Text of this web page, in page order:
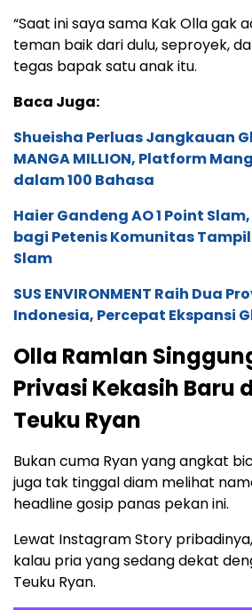
“Saat ini saya sama Kak Olla gak
teman baik dari dulu, seproyek,
tegas bapak satu anak itu.
Baca Juga:
Shueisha Perluas Jangkauan
MANGA MILLION, Platform
dalam 100 Bahasa
Haier Gandeng AO 1 Point
bagi Petenis Komunitas
Slam
SUS ENVIRONMENT Raih Dua
Indonesia, Percepat Ekspansi
Olla Ramlan
Privasi Kekasih Baru
Teuku Ryan
Bukan cuma Ryan yang angkat
juga tak tinggal diam melihat
headline gosip panas pekan ini.
Lewat Instagram Story
kalau pria yang sedang dekat
Teuku Ryan.